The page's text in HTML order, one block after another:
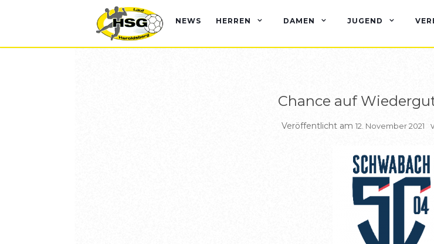
NEWS HERREN DAMEN JUGEND
Chance auf
Veröffentlicht am 12. November 2021